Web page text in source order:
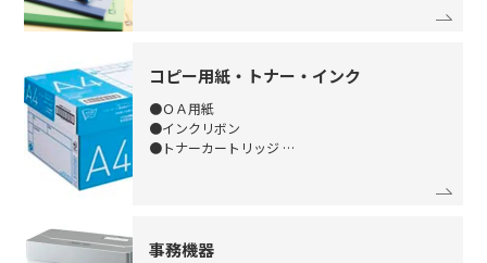
コピー用紙・トナー・インク
●ＯＡ用紙
●インクリボン
●トナーカートリッジ
事務機器